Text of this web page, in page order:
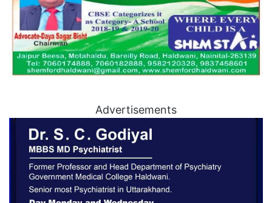
Advertisements